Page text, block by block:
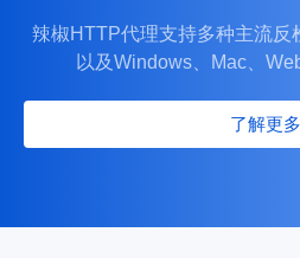
辣椒HTTP代理支持多种主流反
以及Windows、Mac、
了解更多
覆盖全球千万纯净住宅 IP 资源